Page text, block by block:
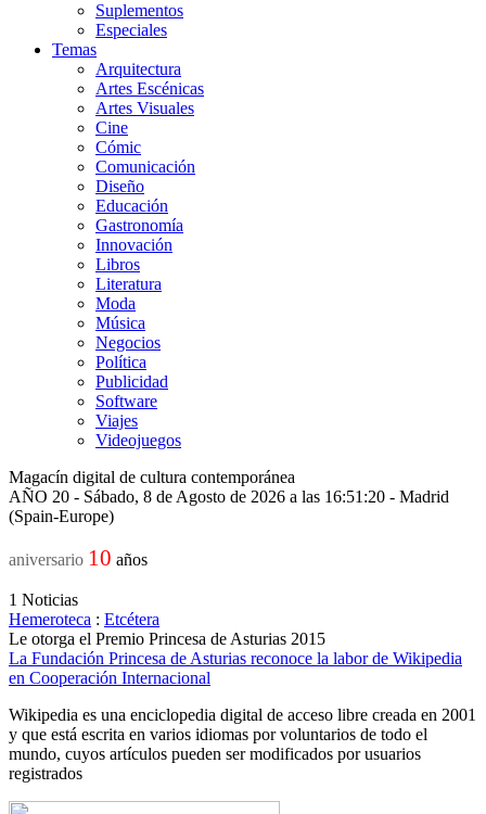
Suplementos
Especiales
Temas
Arquitectura
Artes Escénicas
Artes Visuales
Cine
Cómic
Comunicación
Diseño
Educación
Gastronomía
Innovación
Libros
Literatura
Moda
Música
Negocios
Política
Publicidad
Software
Viajes
Videojuegos
Magacín digital de cultura contemporánea
AÑO 20 - Sábado, 8 de Agosto de 2026 a las 16:51:20 - Madrid
(Spain-Europe)
aniversario 10 años
1 Noticias
Hemeroteca : Etcétera
Le otorga el Premio Princesa de Asturias 2015
La Fundación Princesa de Asturias reconoce la labor de Wikipedia
en Cooperación Internacional
Wikipedia es una enciclopedia digital de acceso libre creada en 2001
y que está escrita en varios idiomas por voluntarios de todo el
mundo, cuyos artículos pueden ser modificados por usuarios
registrados